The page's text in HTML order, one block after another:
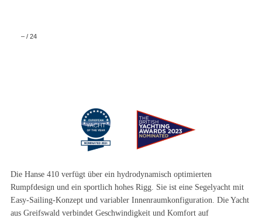
– / 24
Die Hanse 410 verfügt über ein hydrodynamisch optimierten
Rumpfdesign und ein sportlich hohes Rigg. Sie ist eine Segelyacht mit
Easy-Sailing-Konzept und variabler Innenraumkonfiguration. Die Yacht
aus Greifswald verbindet Geschwindigkeit und Komfort auf